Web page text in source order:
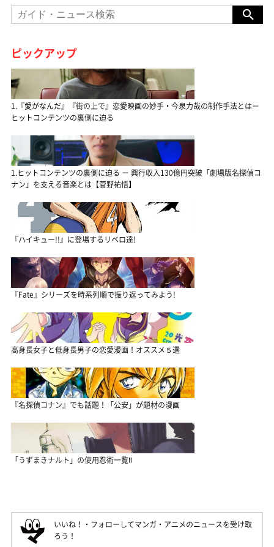
ピックアップ
1.『愛がなんだ』『街の上で』恋愛映画の妙手・今泉力哉の制作手法とは－
ヒットコンテンツの裏側に迫る
1.ヒットコンテンツの裏側に迫る － 興行収入130億円突破「劇場版名探偵コ
ナン」を支える音楽とは【菅野祐悟】
『ハイキュー!!』に登場するリベロ達!
『Fate』シリーズを時系列順で振り返ってみよう!
高身長女子と低身長男子の恋愛漫画！オススメ５選
『名探偵コナン』でも話題！「公安」が題材の漫画
「うずまきナルト」の使用忍術一覧‼
いいね！・フォローしてマンガ・アニメのニュースを受け取
ろう！